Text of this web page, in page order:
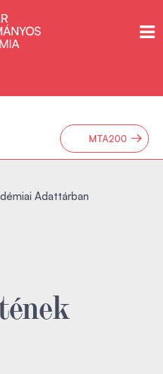
MTA200 →
Adattárban